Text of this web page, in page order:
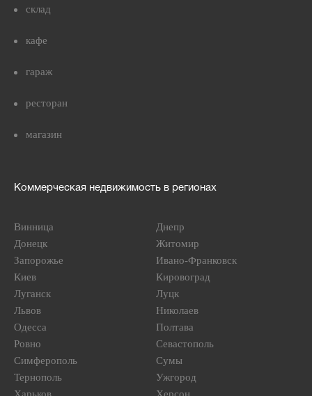
склад
кафе
гараж
ресторан
магазин
Коммерческая недвижимость в регионах
Винница
Днепр
Донецк
Житомир
Запорожье
Ивано-Франковск
Киев
Кировоград
Луганск
Луцк
Львов
Николаев
Одесса
Полтава
Ровно
Севастополь
Симферополь
Сумы
Тернополь
Ужгород